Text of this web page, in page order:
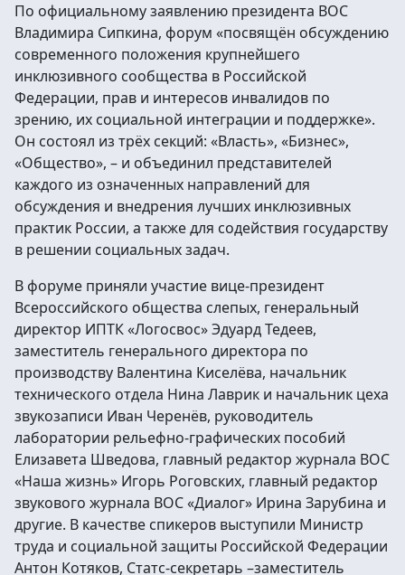
По официальному заявлению президента ВОС
Владимира Сипкина, форум «посвящён обсуждению
современного положения крупнейшего
инклюзивного сообщества в Российской
Федерации, прав и интересов инвалидов по
зрению, их социальной интеграции и поддержке».
Он состоял из трёх секций: «Власть», «Бизнес»,
«Общество», – и объединил представителей
каждого из означенных направлений для
обсуждения и внедрения лучших инклюзивных
практик России, а также для содействия государству
в решении социальных задач.
В форуме приняли участие вице-президент
Всероссийского общества слепых, генеральный
директор ИПТК «Логосвос» Эдуард Тедеев,
заместитель генерального директора по
производству Валентина Киселёва, начальник
технического отдела Нина Лаврик и начальник цеха
звукозаписи Иван Черенёв, руководитель
лаборатории рельефно-графических пособий
Елизавета Шведова, главный редактор журнала ВОС
«Наша жизнь» Игорь Роговских, главный редактор
звукового журнала ВОС «Диалог» Ирина Зарубина и
другие. В качестве спикеров выступили Министр
труда и социальной защиты Российской Федерации
Антон Котяков, Статс-секретарь –заместитель